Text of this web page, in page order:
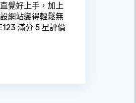
覺好上手，加上
網站變得輕鬆無
滿分 5 星評價